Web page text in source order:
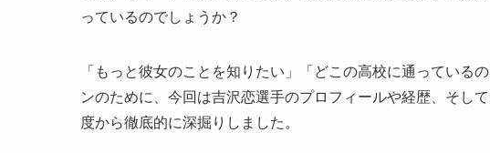
っているのでしょうか？
「もっと彼女のことを知りたい」「どこの高校に通っている
ンのために、今回は吉沢恋選手のプロフィールや経歴、そし
度から徹底的に深掘りしました。